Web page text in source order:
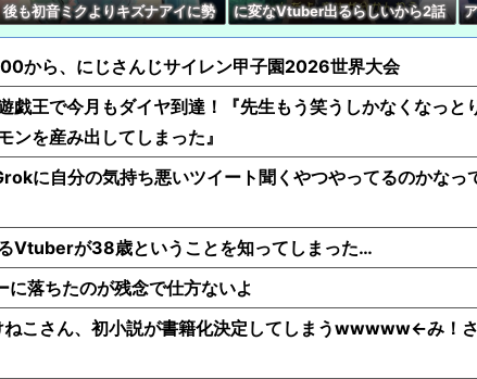
【悲報
って『
後も初音ミクよりキズナアイに勢
いはあるし、誰もそれを止めるこ
とはできない』
に変なVtuber出るらしいから2話
見れないんだけど…
から、にじさんじサイレン甲子園2026世界大会
戯王で今月もダイヤ到達！『先生もう笑うしかなくなっと
ンを産み出してしまった』
に自分の気持ち悪いツイート聞くやつやってるのかなっ
るVtuberが38歳ということを知ってしまった…
に落ちたのが残念で仕方ないよ
ねこさん、初小説が書籍化決定してしまうwwwww←み！